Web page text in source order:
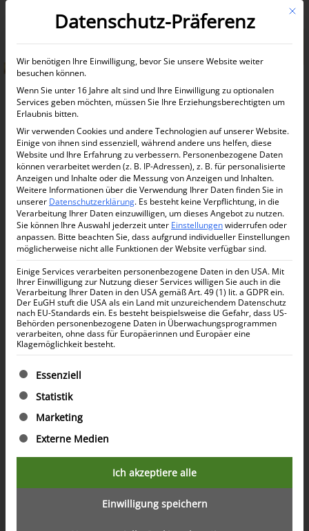
Informationen anfordern
Home/Shop/Selene
Selene Beach Residences: 1, 2, 3-Schlafzimmer, exklusive
Strandresidenzen in Dubai
Selene Beach Residences: 1, 2, 3-
Schlafzimmer, exklusive
Strandresidenzen in Dubai
Kategorie: Selene
Die Selene Beach Residences bieten eine einmalige
Investitionsgelegenheit in Dubais pulsierendem
Mit
Datenschutz-Präferenz
Wir benötigen Ihre Einwilligung, bevor Sie unsere Website weiter
besuchen können.
Wenn Sie unter 16 Jahre alt sind und Ihre Einwilligung zu optionalen
Services geben möchten, müssen Sie Ihre Erziehungsberechtigten um
Erlaubnis bitten.
Wir verwenden Cookies und andere Technologien auf unserer Website.
Einige von ihnen sind essenziell, während andere uns helfen, diese
Website und Ihre Erfahrung zu verbessern. Personenbezogene Daten
können verarbeitet werden (z. B. IP-Adressen), z. B. für personalisierte
Anzeigen und Inhalte oder die Messung von Anzeigen und Inhalten.
Weitere Informationen über die Verwendung Ihrer Daten finden Sie in
unserer Datenschutzerklärung. Es besteht keine Verpflichtung, in die
Verarbeitung Ihrer Daten einzuwilligen, um dieses Angebot zu nutzen.
Sie können Ihre Auswahl jederzeit unter Einstellungenwiderrufen oder
anpassen. Bitte beachten Sie, dass aufgrund individueller Einstellungen
möglicherweise nicht alle Funktionen der Website verfügbar sind.
Einige Services verarbeiten personenbezogene Daten in den USA. Mit
Ihrer Einwilligung zur Nutzung dieser Services willigen Sie auch in die
Verarbeitung Ihrer Daten in den USA gemäß Art. 49 (1) lit. a GDPR ein.
Der EuGH stuft die USA als ein Land mit unzureichendem Datenschutz
nach EU-Standards ein. Es besteht beispielsweise die Gefahr, dass US-
Behörden personenbezogene Daten in Überwachungsprogrammen
verarbeiten, ohne dass für Europäerinnen und Europäer eine
Klagemöglichkeit besteht.
Es folgt eine Liste der Service-Gruppen, für die eine
Essenziell
Statistik
Marketing
Externe Medien
Ich akzeptiere alle
Einwilligung speichern